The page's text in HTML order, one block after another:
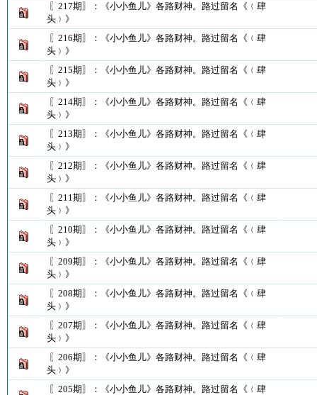
〖217期〗：《小小鱼儿》各路财神。路过留名《﹛肆
头﹜》
〖216期〗：《小小鱼儿》各路财神。路过留名《﹛肆
头﹜》
〖215期〗：《小小鱼儿》各路财神。路过留名《﹛肆
头﹜》
〖214期〗：《小小鱼儿》各路财神。路过留名《﹛肆
头﹜》
〖213期〗：《小小鱼儿》各路财神。路过留名《﹛肆
头﹜》
〖212期〗：《小小鱼儿》各路财神。路过留名《﹛肆
头﹜》
〖211期〗：《小小鱼儿》各路财神。路过留名《﹛肆
头﹜》
〖210期〗：《小小鱼儿》各路财神。路过留名《﹛肆
头﹜》
〖209期〗：《小小鱼儿》各路财神。路过留名《﹛肆
头﹜》
〖208期〗：《小小鱼儿》各路财神。路过留名《﹛肆
头﹜》
〖207期〗：《小小鱼儿》各路财神。路过留名《﹛肆
头﹜》
〖206期〗：《小小鱼儿》各路财神。路过留名《﹛肆
头﹜》
〖205期〗：《小小鱼儿》各路财神。路过留名《﹛肆